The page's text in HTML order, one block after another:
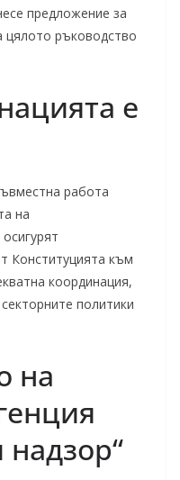
предложение за
цялото ръководство
е
работа
на
Конституцията към
координация,
политики
на